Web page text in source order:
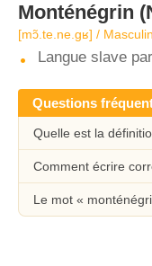
Monténégrin
[mɔ̃.te.ne.ɡʁ] / Masculin
Langue slave
Questions
Quelle est la
Comment écrire
Le mot «